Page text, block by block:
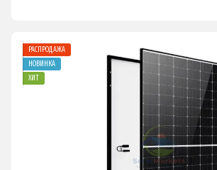
РАСПРОДАЖА
НОВИНКА
ХИТ